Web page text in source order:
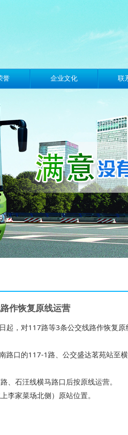
誉 企业文化 联
作恢复原线运营
起，对117路等3条公交线路作恢复原
路口的117-1路、公交盛达茗苑站至
、石汪线横马路口后按原线运营。
李家菜场北侧）原站位置。